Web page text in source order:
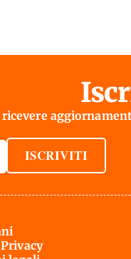
ISCRIVITI